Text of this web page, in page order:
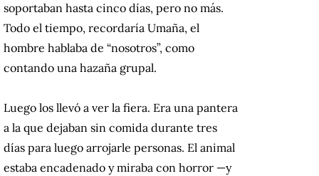
soportaban hasta cinco días, pero no más.
Todo el tiempo, recordaría Umaña, el
hombre hablaba de “nosotros”, como
contando una hazaña grupal.
Luego los llevó a ver la fiera. Era una pantera
a la que dejaban sin comida durante tres
días para luego arrojarle personas. El animal
estaba encadenado y miraba con horror —y